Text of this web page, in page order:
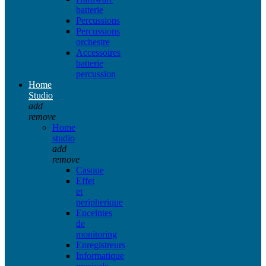
batterie
Percussions
Percussions
orchestre
Accessoires
batterie
percussion
Home
Studio
add
remove
Home
studio
add
remove
Casque
Effet
et
peripherique
Enceintes
de
monitoring
Enregistreurs
Informatique